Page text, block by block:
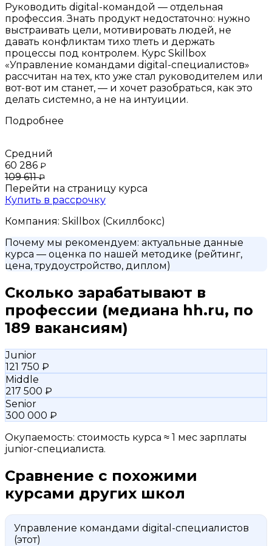
Руководить digital-командой — отдельная
профессия. Знать продукт недостаточно: нужно
выстраивать цели, мотивировать людей, не
давать конфликтам тихо тлеть и держать
процессы под контролем. Курс Skillbox
«Управление командами digital-специалистов»
рассчитан на тех, кто уже стал руководителем или
вот-вот им станет, — и хочет разобраться, как это
делать системно, а не на интуиции.
Подробнее
Средний
60 286 ₽
109 611₽
Перейти на страницу курса
Купить в рассрочку
Компания: Skillbox (Скиллбокс)
Почему мы рекомендуем: актуальные данные
курса — оценка по нашей методике (рейтинг,
цена, трудоустройство, диплом)
Сколько зарабатывают в
профессии (медиана hh.ru, по
189 вакансиям)
Junior
121 750 ₽
Middle
217 500 ₽
Senior
300 000 ₽
Окупаемость: стоимость курса ≈ 1 мес зарплаты
junior-специалиста.
Сравнение с похожими
курсами других школ
Управление командами digital-специалистов
(этот)